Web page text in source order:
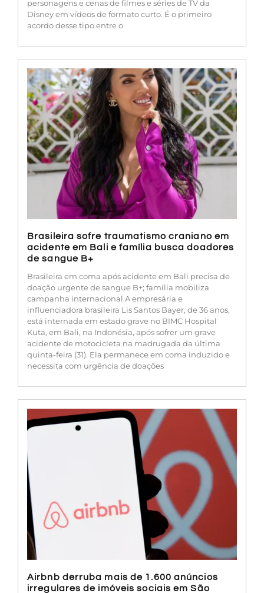
personagens e cenas de filmes e séries de TV da
Disney em vídeos de formato curto. É o primeiro
acordo desse tipo entre o
Brasileira sofre traumatismo craniano em
acidente em Bali e família busca doadores
de sangue B+
Brasileira em coma após acidente em Bali precisa de
doação urgente de sangue B+; família mobiliza
campanha internacional A empresária e
influenciadora brasileira Lis Santos Bayer, de 36 anos,
está internada em estado grave no BIMC Hospital
Kuta, em Bali, na Indonésia, após sofrer um grave
acidente de motocicleta na madrugada da última
quinta-feira (31). Ela permanece em coma induzido e
necessita com urgência de doações
Airbnb derruba mais de 1.600 anúncios
irregulares de imóveis sociais em São